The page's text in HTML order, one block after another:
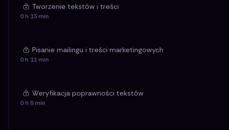
Tworzenie tekstów i treści
0 h 13 min
Pisanie mailingu i treści marketingowych
0 h 11 min
Weryfikacja poprawności tekstów
0 h 9 min